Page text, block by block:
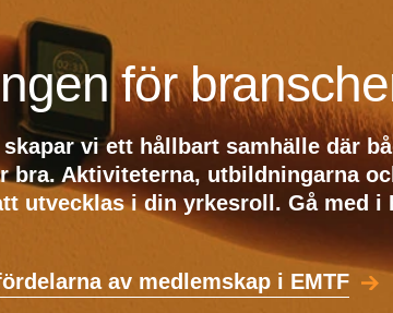
för
vi ett hållbart samhälle där
bra. Aktiviteterna, utbildningarna
utvecklas i din yrkesroll. Gå med i
av medlemskap i EMTF